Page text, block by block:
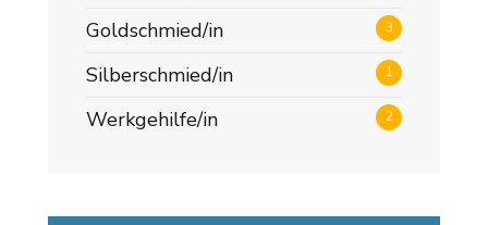
Goldschmied/in 3
Silberschmied/in 1
Werkgehilfe/in 2